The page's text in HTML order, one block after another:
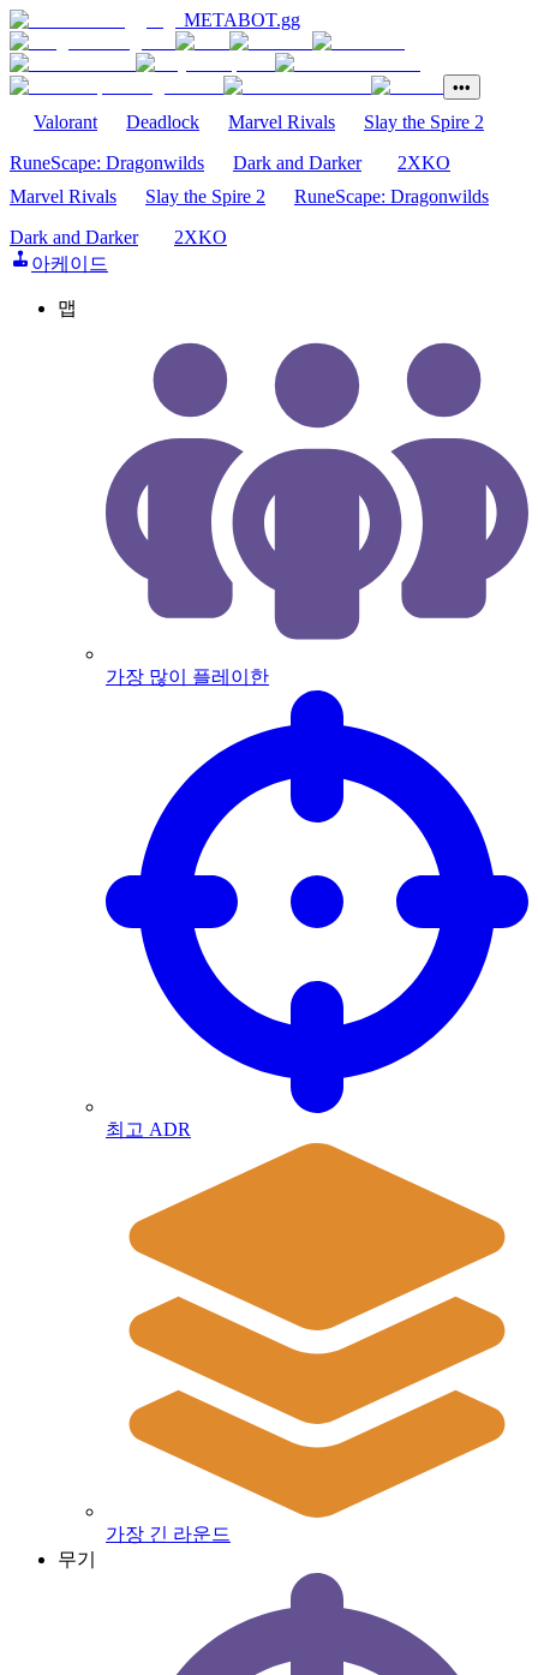
METABOT.gg
•••
Valorant Deadlock Marvel Rivals
Slay the Spire 2
RuneScape: Dragonwilds
Dark and Darker
2XKO
Marvel Rivals
Slay the Spire 2
RuneScape: Dragonwilds
Dark and Darker
2XKO
아케이드
맵
가장 많이 플레이한
최고 ADR
가장 긴 라운드
무기